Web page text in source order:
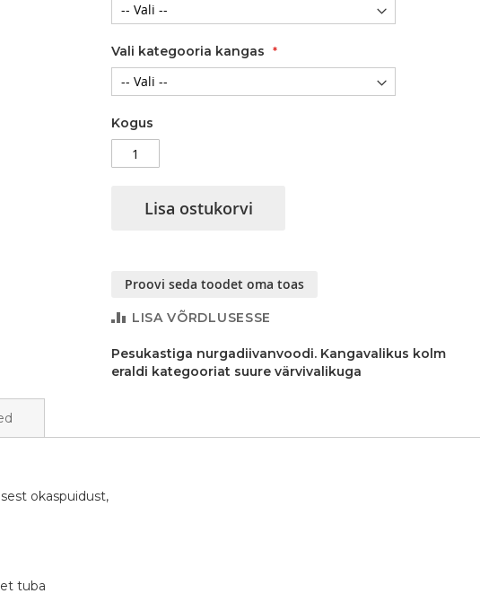
Vali kategooria kangas
Kogus
Lisa ostukorvi
Proovi seda toodet oma toas
LISA VÕRDLUSESSE
Pesukastiga nurgadiivanvoodi. Kangavalikus kolm
eraldi kategooriat suure värvivalikuga
okaspuidust,
tuba